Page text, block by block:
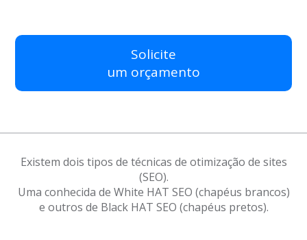
Solicite
um orçamento
Existem dois tipos de técnicas de otimização de sites
(SEO).
Uma conhecida de White HAT SEO (chapéus brancos)
e outros de Black HAT SEO (chapéus pretos).